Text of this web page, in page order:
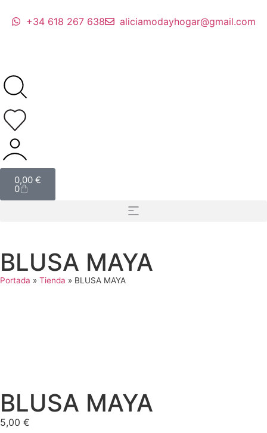
+34 618 267 638 aliciamodayhogar@gmail.com
0,00 €
0
BLUSA MAYA
Portada » Tienda » BLUSA MAYA
BLUSA MAYA
5,00 €